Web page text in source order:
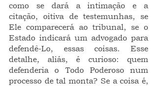
como se dará a intimação e a
citação, oitiva de testemunhas, se
Ele comparecerá ao tribunal, se o
Estado indicará um advogado para
defendê-Lo, essas coisas. Esse
detalhe, aliás, é curioso: quem
defenderia o Todo Poderoso num
processo de tal monta? Se a coisa é,